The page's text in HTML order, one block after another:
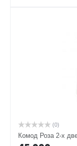
(0)
Комод Роза 2-х